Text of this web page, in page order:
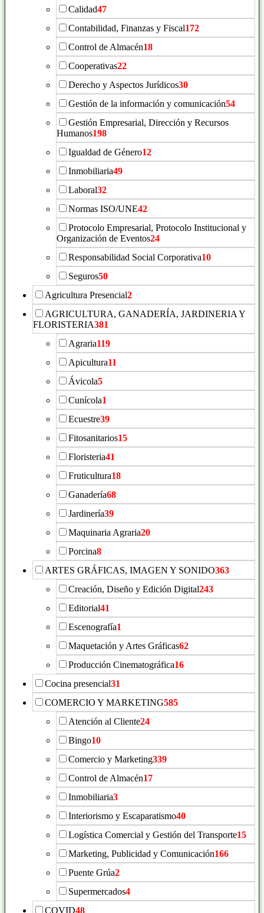
Calidad47
Contabilidad, Finanzas y Fiscal172
Control de Almacén18
Cooperativas22
Derecho y Aspectos Jurídicos30
Gestión de la información y comunicación54
Gestión Empresarial, Dirección y Recursos
Humanos198
Igualdad de Género12
Inmobiliaria49
Laboral32
Normas ISO/UNE42
Protocolo Empresarial, Protocolo Institucional y
Organización de Eventos24
Responsabilidad Social Corporativa10
Seguros50
Agricultura Presencial2
AGRICULTURA, GANADERÍA, JARDINERIA Y
FLORISTERIA381
Agraria119
Apicultura11
Ávicola5
Cunícola1
Ecuestre39
Fitosanitarios15
Floristeria41
Fruticultura18
Ganadería68
Jardinería39
Maquinaria Agraria20
Porcina8
ARTES GRÁFICAS, IMAGEN Y SONIDO363
Creación, Diseño y Edición Digital243
Editorial41
Escenografía1
Maquetación y Artes Gráficas62
Producción Cinematográfica16
Cocina presencial31
COMERCIO Y MARKETING585
Atención al Cliente24
Bingo10
Comercio y Marketing339
Control de Almacén17
Inmobiliaria3
Interiorismo y Escaparatismo40
Logística Comercial y Gestión del Transporte15
Marketing, Publicidad y Comunicación166
Puente Grúa2
Supermercados4
COVID48